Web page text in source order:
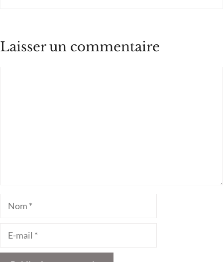
Laisser un commentaire
Nom